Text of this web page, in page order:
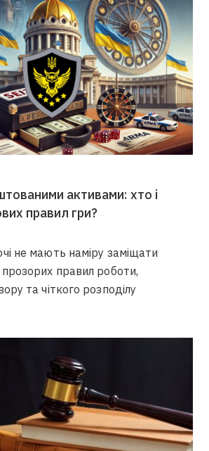
активами: хто і
правил гри?
не мають наміру заміщати
правил роботи,
та чіткого розподілу